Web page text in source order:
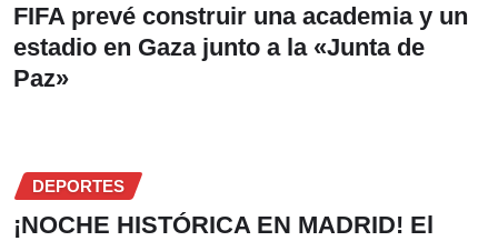
FIFA prevé construir una academia y un
estadio en Gaza junto a la «Junta de
Paz»
DEPORTES
¡NOCHE HISTÓRICA EN MADRID! El